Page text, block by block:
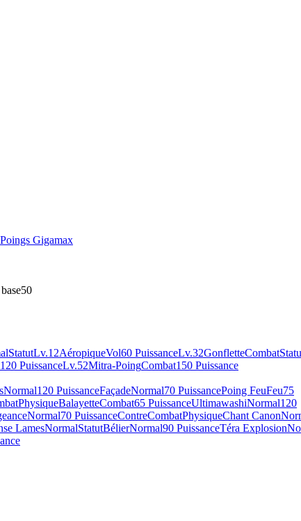
Gigamax
50
StatutLv.12AéropiqueVol60 PuissanceLv.32GonfletteCombat
120 PuissanceLv.52Mitra-PoingCombat150 Puissance
Normal120 PuissanceFaçadeNormal70 PuissancePoing FeuFeu75
PhysiqueBalayetteCombat65 PuissanceUltimawashiNormal120
Normal70 PuissanceContreCombatPhysiqueChant Canon
LamesNormalStatutBélierNormal90 PuissanceTéra Explosion